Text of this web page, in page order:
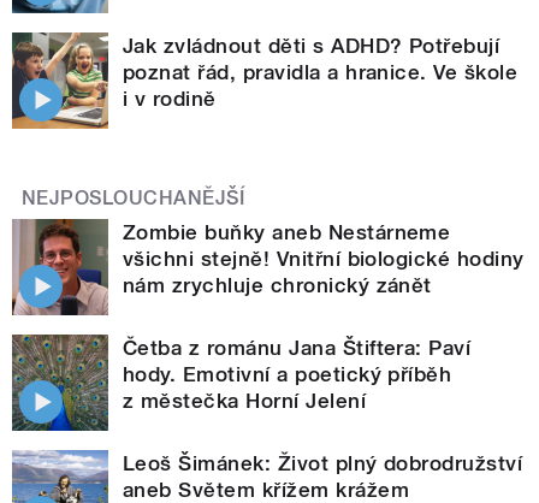
Jak zvládnout děti s ADHD? Potřebují
poznat řád, pravidla a hranice. Ve škole
i v rodině
NEJPOSLOUCHANĚJŠÍ
Zombie buňky aneb Nestárneme
všichni stejně! Vnitřní biologické hodiny
nám zrychluje chronický zánět
Četba z románu Jana Štiftera: Paví
hody. Emotivní a poetický příběh
z městečka Horní Jelení
Leoš Šimánek: Život plný dobrodružství
aneb Světem křížem krážem